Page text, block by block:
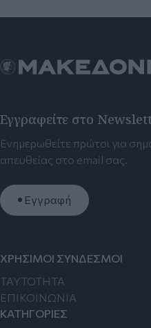
Εγγραφείτε στο
Ενημερωθείτε πρώτοι για
απευθείας στο email σας.
Εγγραφή
ΧΡΗΣΙΜΟΙ ΣΥΝΔΕΣΜΟΙ
TAYTOTHTA
ΕΠΙΚΟΙΝΩΝΙΑ
ΚΑΤΗΓΟΡΙΕΣ